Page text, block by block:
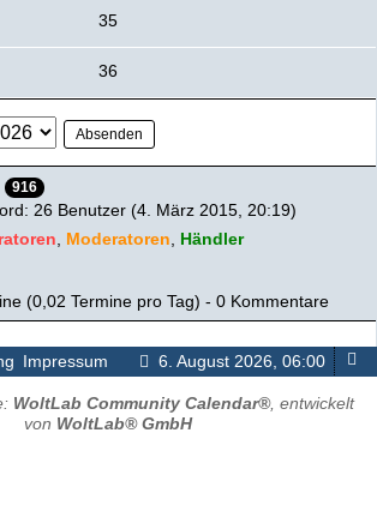
35
36
Absenden
916
26 Benutzer (4. März 2015, 20:19)
Moderatoren Händler
(0,02 Termine pro Tag) - 0 Kommentare
Impressum 6. August 2026, 06:00
WoltLab Community Calendar®, entwickelt
von WoltLab® GmbH